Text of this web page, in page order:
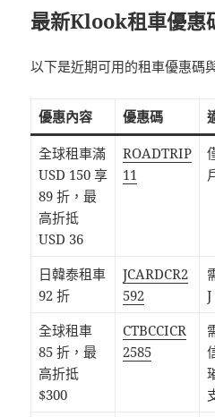
最新Klook租車優惠
以下是近期可用的租車優惠碼
優惠內容 優惠碼
全球租車滿
USD 150 享
89 折，最
高折抵
USD 36
ROADTRIP
11
日韓泰租車
92 折
JCARDCR2
592
全球租車
85 折，最
高折抵
$300
CTBCCICR
2585